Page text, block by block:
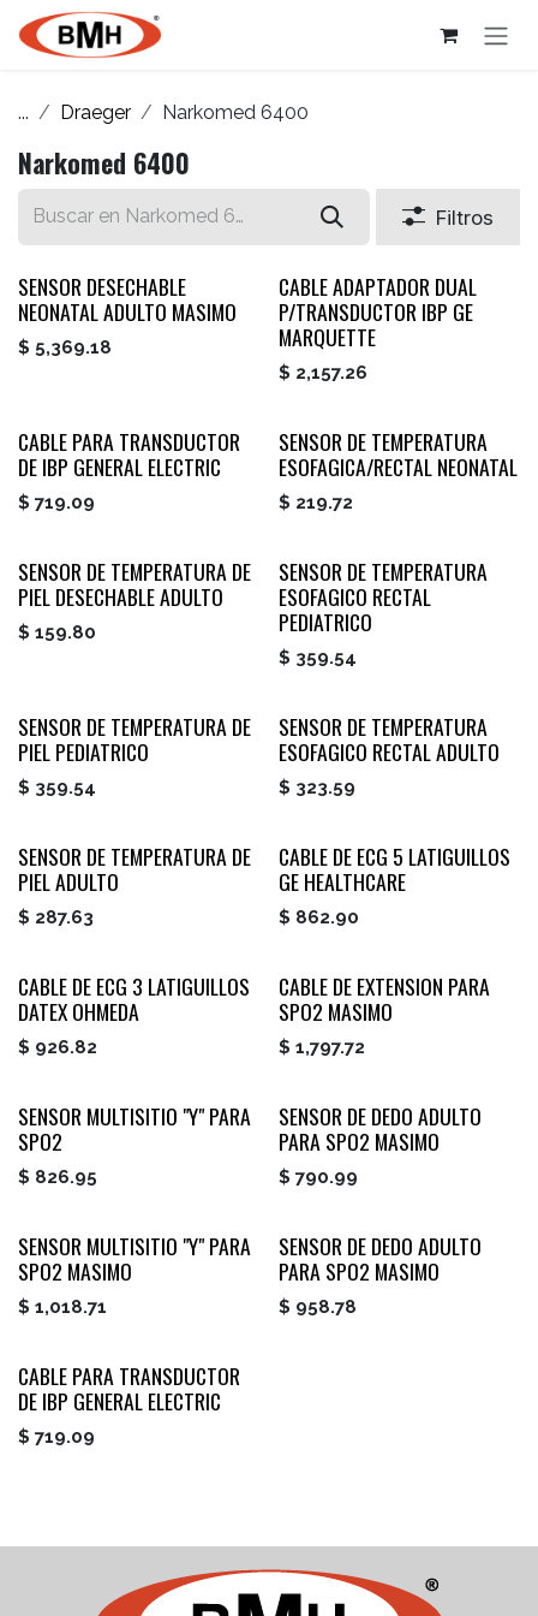
Ir al contenido
... Draeger Narkomed 6400
Narkomed 6400
Filtros
SENSOR DESECHABLE
NEONATAL ADULTO MASIMO
$ 5,369.18
CABLE ADAPTADOR DUAL
P/TRANSDUCTOR IBP GE
MARQUETTE
$ 2,157.26
CABLE PARA TRANSDUCTOR
DE IBP GENERAL ELECTRIC
$ 719.09
SENSOR DE TEMPERATURA
ESOFAGICA/RECTAL NEONATAL
$ 219.72
SENSOR DE TEMPERATURA DE
PIEL DESECHABLE ADULTO
$ 159.80
SENSOR DE TEMPERATURA
ESOFAGICO RECTAL
PEDIATRICO
$ 359.54
SENSOR DE TEMPERATURA DE
PIEL PEDIATRICO
$ 359.54
SENSOR DE TEMPERATURA
ESOFAGICO RECTAL ADULTO
$ 323.59
SENSOR DE TEMPERATURA DE
PIEL ADULTO
$ 287.63
CABLE DE ECG 5 LATIGUILLOS
GE HEALTHCARE
$ 862.90
CABLE DE ECG 3 LATIGUILLOS
DATEX OHMEDA
$ 926.82
CABLE DE EXTENSION PARA
SPO2 MASIMO
$ 1,797.72
SENSOR MULTISITIO "Y" PARA
SPO2
$ 826.95
SENSOR DE DEDO ADULTO
PARA SPO2 MASIMO
$ 790.99
SENSOR MULTISITIO "Y" PARA
SPO2 MASIMO
$ 1,018.71
SENSOR DE DEDO ADULTO
PARA SPO2 MASIMO
$ 958.78
CABLE PARA TRANSDUCTOR
DE IBP GENERAL ELECTRIC
$ 719.09